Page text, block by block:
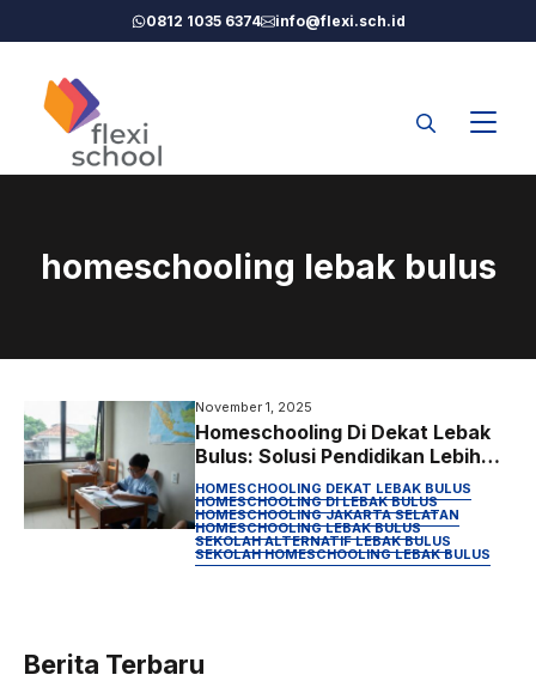
ke
0812 1035 6374 info@flexi.sch.id
homeschooling lebak bulus
November 1, 2025
Homeschooling Di Dekat Lebak
Bulus: Solusi Pendidikan Lebih
Personal di Tengah Mobilitas
Kota Jakarta
HOMESCHOOLING DEKAT LEBAK BULUS
HOMESCHOOLING DI LEBAK BULUS
HOMESCHOOLING JAKARTA SELATAN
HOMESCHOOLING LEBAK BULUS
SEKOLAH ALTERNATIF LEBAK BULUS
SEKOLAH HOMESCHOOLING LEBAK BULUS
Berita Terbaru